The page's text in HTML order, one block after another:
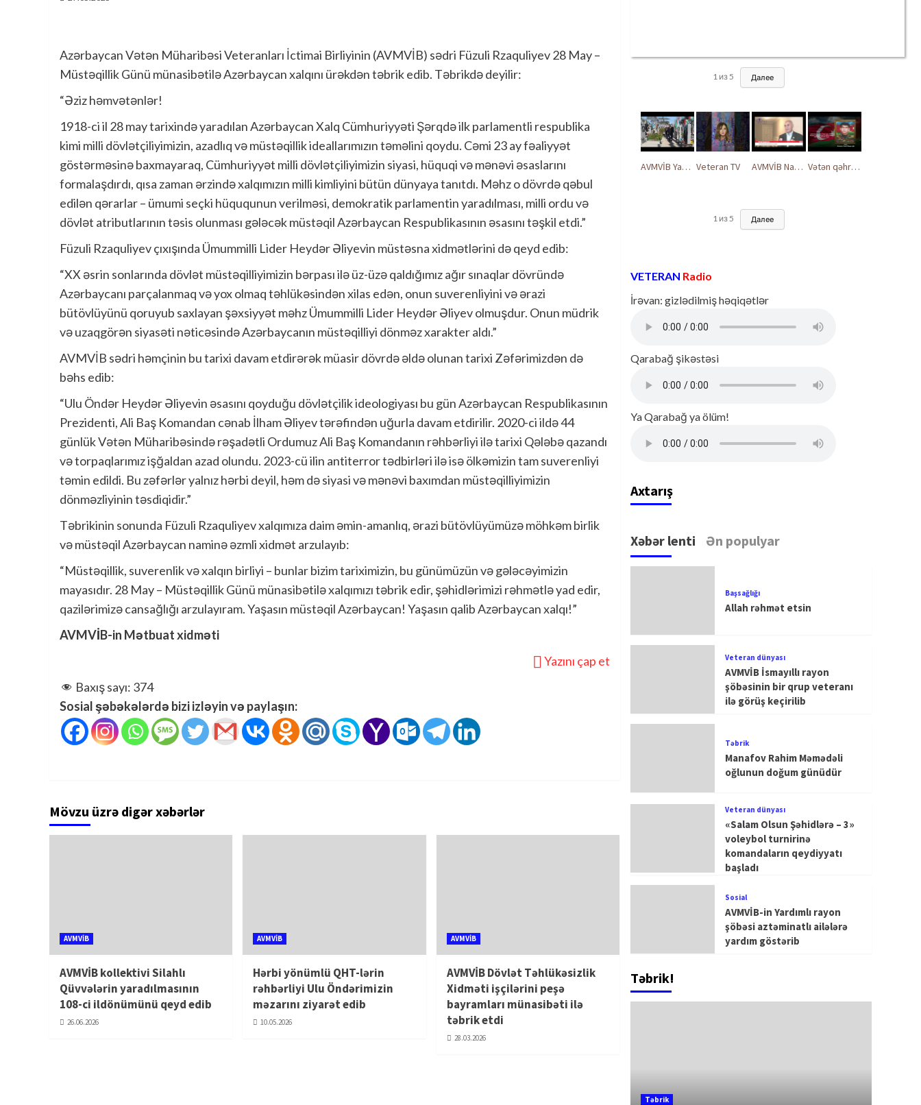
Azərbaycan Vətən Müharibəsi Veteranları İctimai Birliyinin (AVMVİB) sədri Füzuli Rzaquliyev 28 May –
Müstəqillik Günü münasibətilə Azərbaycan xalqını ürəkdən təbrik edib. Təbrikdə deyilir:
“Əziz həmvətənlər!
1918-ci il 28 may tarixində yaradılan Azərbaycan Xalq Cümhuriyyəti Şərqdə ilk parlamentli respublika
kimi milli dövlətçiliyimizin, azadlıq və müstəqillik ideallarımızın təməlini qoydu. Cəmi 23 ay fəaliyyət
göstərməsinə baxmayaraq, Cümhuriyyət milli dövlətçiliyimizin siyasi, hüquqi və mənəvi əsaslarını
formalaşdırdı, qısa zaman ərzində xalqımızın milli kimliyini bütün dünyaya tanıtdı. Məhz o dövrdə qəbul
edilən qərarlar – ümumi seçki hüququnun verilməsi, demokratik parlamentin yaradılması, milli ordu və
dövlət atributlarının təsis olunması gələcək müstəqil Azərbaycan Respublikasının əsasını təşkil etdi.”
Füzuli Rzaquliyev çıxışında Ümummilli Lider Heydər Əliyevin müstəsna xidmətlərini də qeyd edib:
“XX əsrin sonlarında dövlət müstəqilliyimizin bərpası ilə üz-üzə qaldığımız ağır sınaqlar dövründə
Azərbaycanı parçalanmaq və yox olmaq təhlükəsindən xilas edən, onun suverenliyini və ərazi
bütövlüyünü qoruyub saxlayan şəxsiyyət məhz Ümummilli Lider Heydər Əliyev olmuşdur. Onun müdrik
və uzaqgörən siyasəti nəticəsində Azərbaycanın müstəqilliyi dönməz xarakter aldı.”
AVMVİB sədri həmçinin bu tarixi davam etdirərək müasir dövrdə əldə olunan tarixi Zəfərimizdən də
bəhs edib:
“Ulu Öndər Heydər Əliyevin əsasını qoyduğu dövlətçilik ideologiyası bu gün Azərbaycan Respublikasının
Prezidenti, Ali Baş Komandan cənab İlham Əliyev tərəfindən uğurla davam etdirilir. 2020-ci ildə 44
günlük Vətən Müharibəsində rəşadətli Ordumuz Ali Baş Komandanın rəhbərliyi ilə tarixi Qələbə qazandı
və torpaqlarımız işğaldan azad olundu. 2023-cü ilin antiterror tədbirləri ilə isə ölkəmizin tam suverenliyi
təmin edildi. Bu zəfərlər yalnız hərbi deyil, həm də siyasi və mənəvi baxımdan müstəqilliyimizin
dönməzliyinin təsdiqidir.”
Təbrikinin sonunda Füzuli Rzaquliyev xalqımıza daim əmin-amanlıq, ərazi bütövlüyümüzə möhkəm birlik
və müstəqil Azərbaycan naminə əzmli xidmət arzulayıb:
“Müstəqillik, suverenlik və xalqın birliyi – bunlar bizim tariximizin, bu günümüzün və gələcəyimizin
mayasıdır. 28 May – Müstəqillik Günü münasibətilə xalqımızı təbrik edir, şəhidlərimizi rəhmətlə yad edir,
qazilərimizə cansağlığı arzulayıram. Yaşasın müstəqil Azərbaycan! Yaşasın qalib Azərbaycan xalqı!”
AVMVİB-in Mətbuat xidməti
Yazını çap et
Baxış sayı: 374
Sosial şəbəkələrdə bizi izləyin və paylaşın:
Mövzu üzrə digər xəbərlər
AVMVİB
AVMVİB kollektivi Silahlı
Qüvvələrin yaradılmasının
108-ci ildönümünü qeyd edib
26.06.2026
AVMVİB
Hərbi yönümlü QHT-lərin
rəhbərliyi Ulu Öndərimizin
məzarını ziyarət edib
10.05.2026
AVMVİB
AVMVİB Dövlət Təhlükəsizlik
Xidməti işçilərini peşə
bayramları münasibəti ilə
təbrik etdi
28.03.2026
1 из5 Далее
AVMVİB Yasamal rayon şöbəsinin kollektivi Şəhidlər Xiyabanında Veteran TV AVMVİB Naxçıvan MR təşkilatı şəhidlərimizin xatirəsinə həsr olunmuş tədbir keçirdi Vətən qəhrəmanları ilə ucalır
1 из 5 Далее
VETERAN Radio
İrəvan: gizlədilmiş həqiqətlər
Qarabağ şikəstəsi
Ya Qarabağ ya ölüm!
Axtarış
Xəbər lenti Ən populyar
Başsağlığı
Allah rəhmət etsin
Veteran dünyası
AVMVİB İsmayıllı rayon
şöbəsinin bir qrup veteranı
ilə görüş keçirilib
Təbrik
Manafov Rahim Məmədəli
oğlunun doğum günüdür
Veteran dünyası
«Salam Olsun Şəhidlərə – 3»
voleybol turnirinə
komandaların qeydiyyatı
başladı
Sosial
AVMVİB-in Yardımlı rayon
şöbəsi aztəminatlı ailələrə
yardım göstərib
Təbrik!
Təbrik